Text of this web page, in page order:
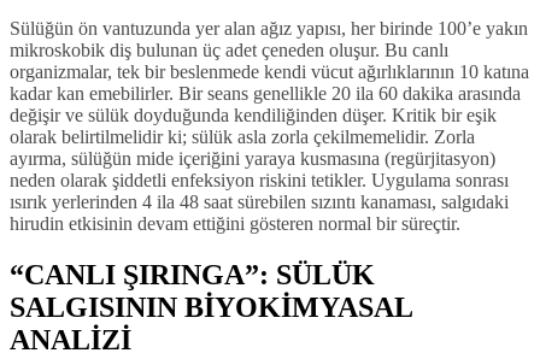
Sülüğün ön vantuzunda yer alan ağız yapısı, her birinde 100’e yakın
mikroskobik diş bulunan üç adet çeneden oluşur. Bu canlı
organizmalar, tek bir beslenmede kendi vücut ağırlıklarının 10 katına
kadar kan emebilirler. Bir seans genellikle 20 ila 60 dakika arasında
değişir ve sülük doyduğunda kendiliğinden düşer. Kritik bir eşik
olarak belirtilmelidir ki; sülük asla zorla çekilmemelidir. Zorla
ayırma, sülüğün mide içeriğini yaraya kusmasına (regürjitasyon)
neden olarak şiddetli enfeksiyon riskini tetikler. Uygulama sonrası
ısırık yerlerinden 4 ila 48 saat sürebilen sızıntı kanaması, salgıdaki
hirudin etkisinin devam ettiğini gösteren normal bir süreçtir.
“CANLI ŞIRINGA”: SÜLÜK
SALGISININ BİYOKİMYASAL
ANALİZİ